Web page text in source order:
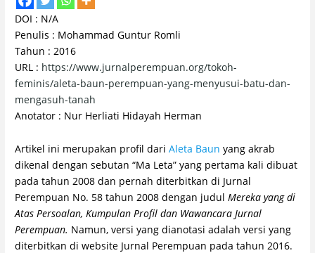
DOI : N/A
Penulis : Mohammad Guntur Romli
Tahun : 2016
URL : https://www.jurnalperempuan.org/tokoh-
feminis/aleta-baun-perempuan-yang-menyusui-batu-dan-
mengasuh-tanah
Anotator : Nur Herliati Hidayah Herman
Artikel ini merupakan profil dariAleta Baun yang akrab
dikenal dengan sebutan “Ma Leta” yang pertama kali dibuat
pada tahun 2008 dan pernah diterbitkan di Jurnal
Perempuan No. 58 tahun 2008 dengan judulMereka yang di
Atas Persoalan, Kumpulan Profil dan Wawancara Jurnal
Perempuan. Namun, versi yang dianotasi adalah versi yang
diterbitkan di website Jurnal Perempuan pada tahun 2016.